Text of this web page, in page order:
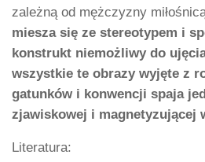
zależną od mężczyzny
miesza się ze stereotypem i
konstrukt niemożliwy do
wszystkie te obrazy wyjęte z
gatunków i konwencji spaja
zjawiskowej i magnetyzującej
Literatura: